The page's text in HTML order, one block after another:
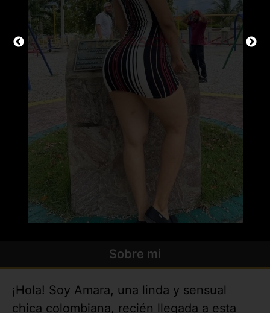
Sobre mi
¡Hola! Soy Amara, una linda y sensual
chica colombiana, recién llegada a esta